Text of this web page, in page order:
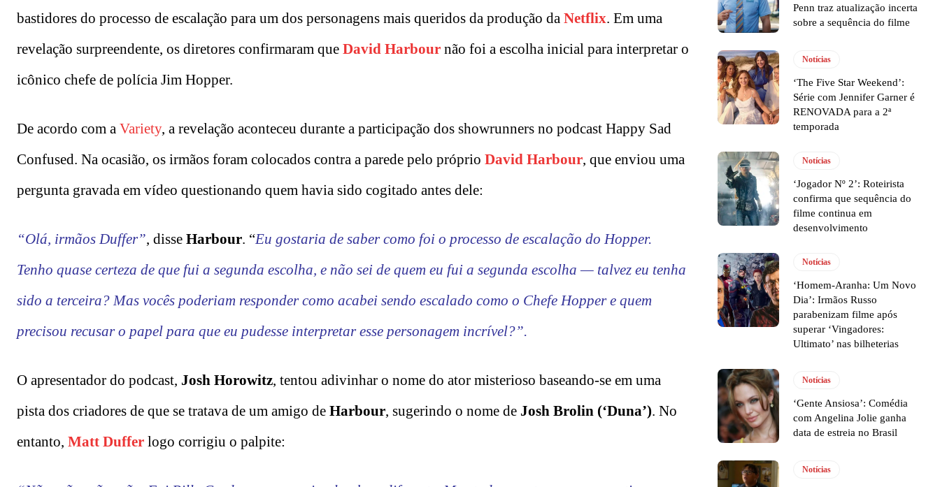
bastidores do processo de escalação para um dos personagens mais queridos da produção da Netflix. Em uma
revelação surpreendente, os diretores confirmaram que David Harbour não foi a escolha inicial para interpretar o
icônico chefe de polícia Jim Hopper.
De acordo com a Variety, a revelação aconteceu durante a participação dos showrunners no podcast Happy Sad
Confused. Na ocasião, os irmãos foram colocados contra a parede pelo próprio David Harbour, que enviou uma
pergunta gravada em vídeo questionando quem havia sido cogitado antes dele:
“Olá, irmãos Duffer”, disse Harbour. “Eu gostaria de saber como foi o processo de escalação do Hopper.
Tenho quase certeza de que fui a segunda escolha, e não sei de quem eu fui a segunda escolha — talvez eu tenha
sido a terceira? Mas vocês poderiam responder como acabei sendo escalado como o Chefe Hopper e quem
precisou recusar o papel para que eu pudesse interpretar esse personagem incrível?”.
O apresentador do podcast, Josh Horowitz, tentou adivinhar o nome do ator misterioso baseando-se em uma
pista dos criadores de que se tratava de um amigo de Harbour, sugerindo o nome de Josh Brolin (‘Duna’). No
entanto, Matt Duffer logo corrigiu o palpite:
Penn traz atualização incerta
sobre a sequência do filme
Notícias
‘The Five Star Weekend’:
Série com Jennifer Garner é
RENOVADA para a 2ª
temporada
Notícias
‘Jogador Nº 2’: Roteirista
confirma que sequência do
filme continua em
desenvolvimento
Notícias
‘Homem-Aranha: Um Novo
Dia’: Irmãos Russo
parabenizam filme após
superar ‘Vingadores:
Ultimato’ nas bilheterias
Notícias
‘Gente Ansiosa’: Comédia
com Angelina Jolie ganha
data de estreia no Brasil
Notícias